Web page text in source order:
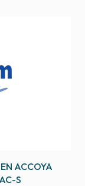
ACCOYA
S